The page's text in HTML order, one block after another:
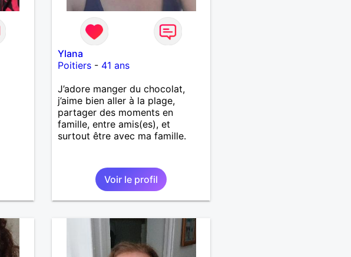
Ylana
Poitiers - 41 ans
J’adore manger du chocolat,
j’aime bien aller à la plage,
partager des moments en
famille, entre amis(es), et
surtout être avec ma famille.
Voir le profil